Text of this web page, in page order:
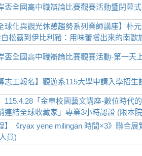
盃全國高中職辯論比賽觀賽活動暨閉幕
球化與觀光休憩趨勢系列業師講座】朴
松露到伊比利豬：用味蕾嚐出來的南歐
盃全國高中職辯論比賽觀賽活動-第一天
志工報名】觀遊系115大學申請入學招生
115.4.28「金車校園藝文講座-數位時代
連結全球收藏家」專業3小時認證 (限本
】《ryax yene milingan 時間×3》聯合
員)